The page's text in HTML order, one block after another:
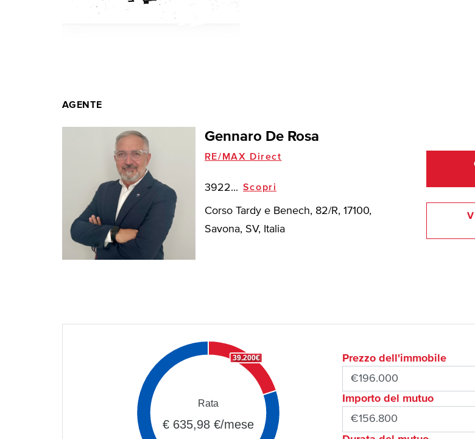
AGENTE
Gennaro De Rosa
RE/MAX Direct
3922... Scopri
Corso Tardy e Benech, 82/R, 17100,
Savona, SV, Italia
39.200€
Rata
€ 635,98 €/mese
Prezzo dell'immobile
Importo del mutuo